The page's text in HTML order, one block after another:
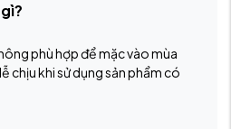
phù hợp để mặc vào mùa
chịu khi sử dụng sản phẩm có